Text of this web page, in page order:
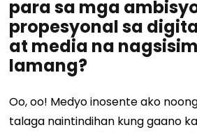
para sa mga
propesyonal sa
at media na
lamang?
Oo, oo! Medyo inosente ako
talaga naintindihan kung gaano